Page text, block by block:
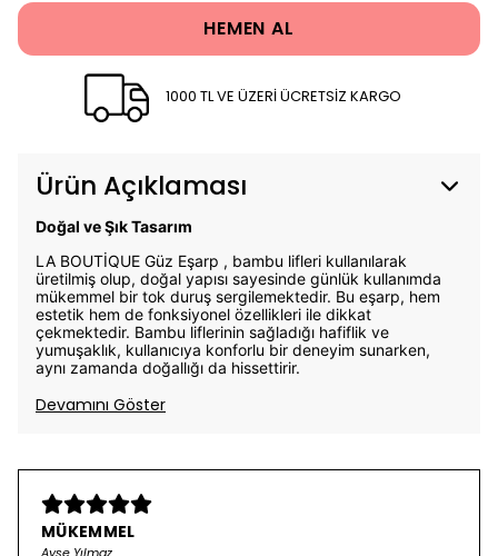
HEMEN AL
1000 TL VE ÜZERİ ÜCRETSİZ KARGO
Ürün Açıklaması
Doğal ve Şık Tasarım
LA BOUTİQUE Güz Eşarp , bambu lifleri kullanılarak
üretilmiş olup, doğal yapısı sayesinde günlük kullanımda
mükemmel bir tok duruş sergilemektedir. Bu eşarp, hem
estetik hem de fonksiyonel özellikleri ile dikkat
çekmektedir. Bambu liflerinin sağladığı hafiflik ve
yumuşaklık, kullanıcıya konforlu bir deneyim sunarken,
aynı zamanda doğallığı da hissettirir.
Devamını Göster
MÜKEMMEL